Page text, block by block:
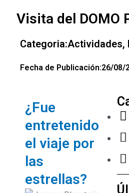
Visita del DOMO
Categoria:Actividades,
Fecha de Publicación:26/08/
¿Fue
entretenido
el viaje por
las
estrellas?